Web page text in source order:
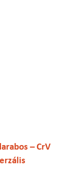
– CrV